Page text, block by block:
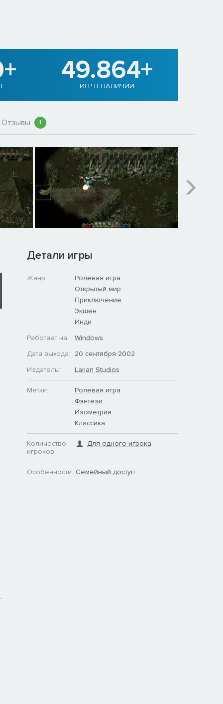
49.864+
ИГР В НАЛИЧИИ
Отзывы 1
Детали игры
Жанр:
Ролевая игра
Открытый мир
Приключение
Экшен
Инди
Работает на:
Windows
Дата выхода:
20 сентября 2002
Издатель:
Larian Studios
Метки:
Ролевая игра
Фэнтези
Изометрия
Классика
Количество
игроков:
Для одного игрока
Особенности: Семейный доступ